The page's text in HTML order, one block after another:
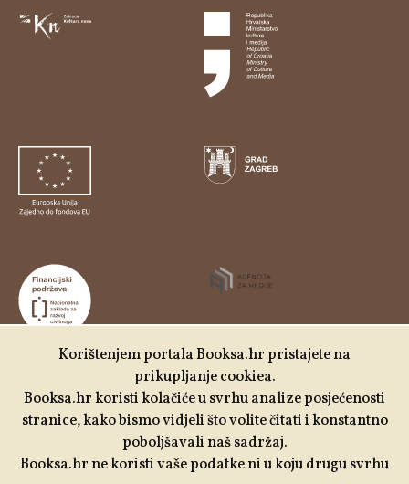
Udruga Kulturtreger je korisnik institucionalne podrške
Nacionalne zaklade za razvoj civilnoga društva za
stabilizaciju i/ili razvoj udruge u području demokratizacije i
društvenog razvoja.
Korištenjem portala Booksa.hr pristajete na
prikupljanje cookiea.
Booksa.hr koristi kolačiće u svrhu analize posjećenosti
stranice, kako bismo vidjeli što volite čitati i konstantno
poboljšavali naš sadržaj.
Booksa.hr ne koristi vaše podatke ni u koju drugu svrhu